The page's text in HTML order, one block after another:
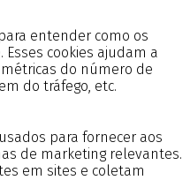
entender como os
cookies ajudam a
do número de
do tráfego, etc.
para fornecer aos
de marketing relevantes.
em sites e coletam